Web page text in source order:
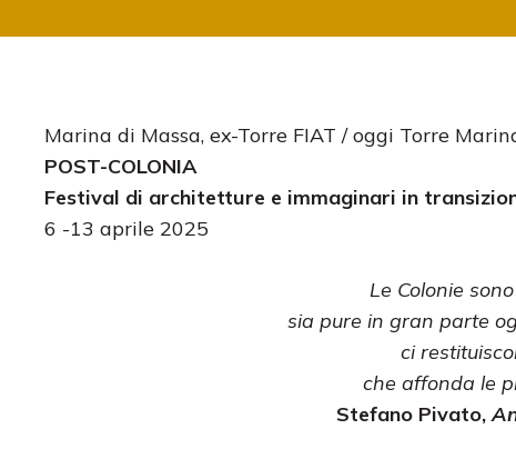
Marina di Massa, ex-Torre FIAT / oggi Torre
POST-COLONIA
​Festival di architetture e immaginari in
6 -13 aprile 2025
​Le Colonie
sia pure in gran parte
ci
che affonda le
Stefano Pivato,